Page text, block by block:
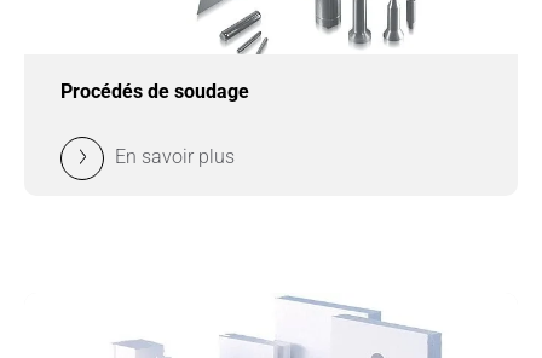
Procédés de soudage
En savoir plus